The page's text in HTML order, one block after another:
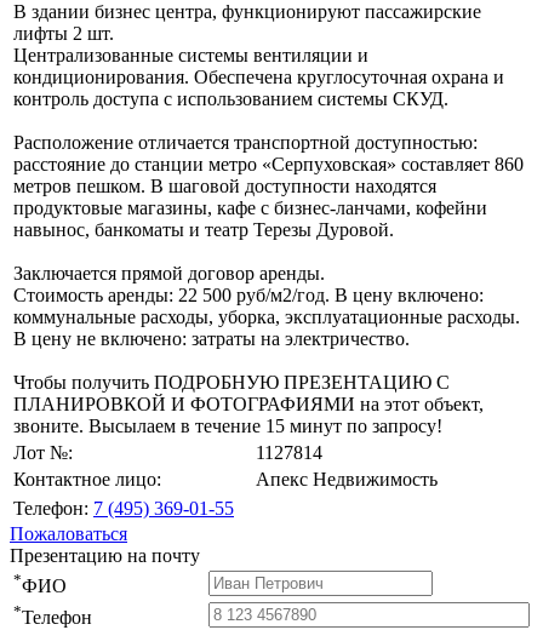
В здании бизнес центра, функционируют пассажирские
лифты 2 шт.
Централизованные системы вентиляции и
кондиционирования. Обеспечена круглосуточная охрана и
контроль доступа с использованием системы СКУД.
Расположение отличается транспортной доступностью:
расстояние до станции метро «Серпуховская» составляет 860
метров пешком. В шаговой доступности находятся
продуктовые магазины, кафе с бизнес-ланчами, кофейни
навынос, банкоматы и театр Терезы Дуровой.
Заключается прямой договор аренды.
Стоимость аренды: 22 500 руб/м2/год. В цену включено:
коммунальные расходы, уборка, эксплуатационные расходы.
В цену не включено: затраты на электричество.
Чтобы получить ПОДРОБНУЮ ПРЕЗЕНТАЦИЮ С
ПЛАНИРОВКОЙ И ФОТОГРАФИЯМИ на этот объект,
звоните. Высылаем в течение 15 минут по запросу!
Лот №:
1127814
Контактное лицо:
Апекс Недвижимость
Телефон: 7 (495) 369-01-55
Пожаловаться
Презентацию на почту
*ФИО
*Телефон